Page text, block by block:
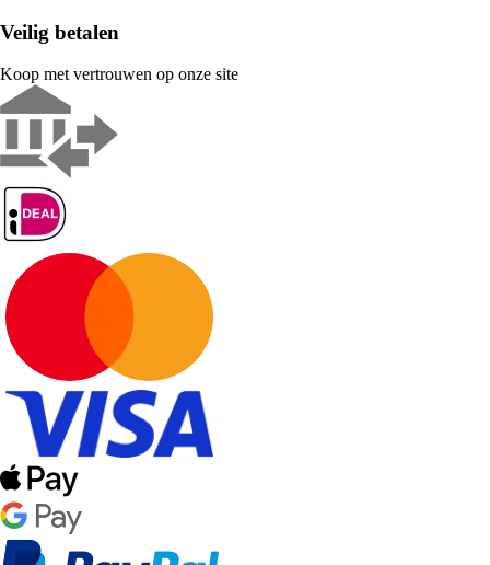
Veilig betalen
Koop met vertrouwen op onze site